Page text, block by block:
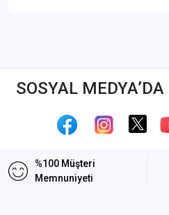
SOSYAL MEDYA’DA
%100 Müşteri
Memnuniyeti